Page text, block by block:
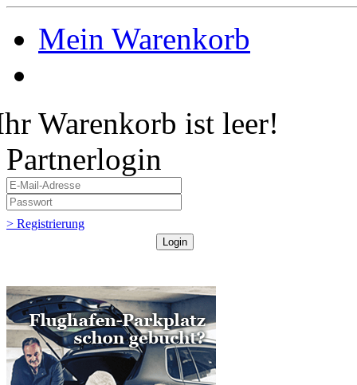
Mein Warenkorb
Warenkorb ist leer!
Partnerlogin
> Registrierung